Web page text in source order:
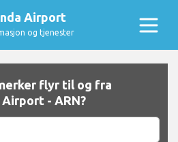
Airport
og tjenester
flyr til og fra
- ARN?